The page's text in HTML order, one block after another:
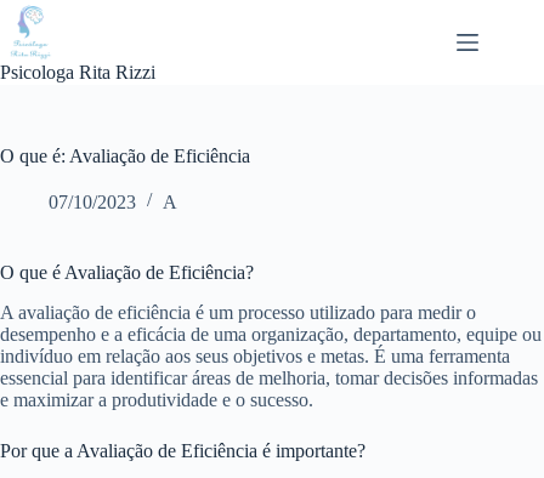
Pular
para
conteúdo
Psicologa Rita Rizzi
O que é: Avaliação de Eficiência
07/10/2023 A
O que é Avaliação de Eficiência?
A avaliação de eficiência é um processo utilizado para medir o
desempenho e a eficácia de uma organização, departamento, equipe ou
indivíduo em relação aos seus objetivos e metas. É uma ferramenta
essencial para identificar áreas de melhoria, tomar decisões informadas
e maximizar a produtividade e o sucesso.
Por que a Avaliação de Eficiência é importante?